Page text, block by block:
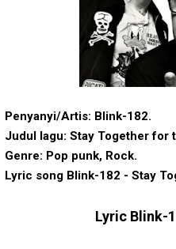
Penyanyi/Artis: Blink-182.
Judul lagu: Stay Together for
Genre: Pop punk, Rock.
Lyric song Blink-182 - Stay
Lyric Blink-